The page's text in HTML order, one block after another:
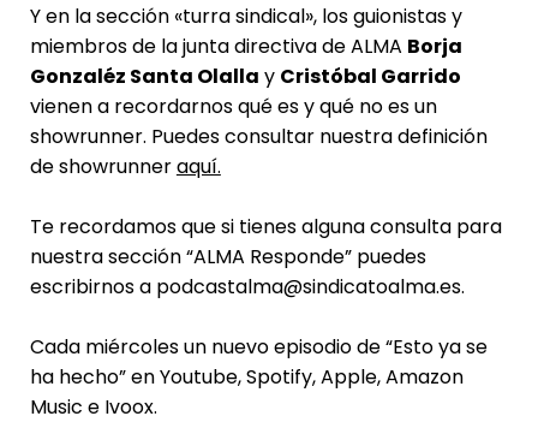
Y en la sección «turra sindical», los guionistas y
miembros de la junta directiva de ALMA Borja
Gonzaléz Santa Olalla y Cristóbal Garrido
vienen a recordarnos qué es y qué no es un
showrunner. Puedes consultar nuestra definición
de showrunneraquí.
Te recordamos que si tienes alguna consulta para
nuestra sección “ALMA Responde” puedes
escribirnos a podcastalma@sindicatoalma.es.
Cada miércoles un nuevo episodio de “Esto ya se
ha hecho” en Youtube, Spotify, Apple, Amazon
Music e Ivoox.